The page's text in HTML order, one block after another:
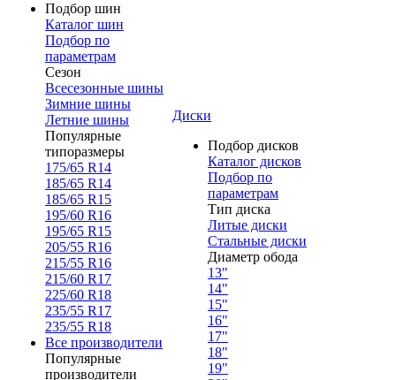
Подбор шин
Каталог шин
Подбор по
параметрам
Сезон
Всесезонные шины
Зимние шины
Летние шины
Популярные
типоразмеры
175/65 R14
185/65 R14
185/65 R15
195/60 R16
195/65 R15
205/55 R16
215/55 R16
215/60 R17
225/60 R18
235/55 R17
235/55 R18
Все производители
Популярные
производители
Диски
Подбор дисков
Каталог дисков
Подбор по
параметрам
Тип диска
Литые диски
Стальные диски
Диаметр обода
13"
14"
15"
16"
17"
18"
19"